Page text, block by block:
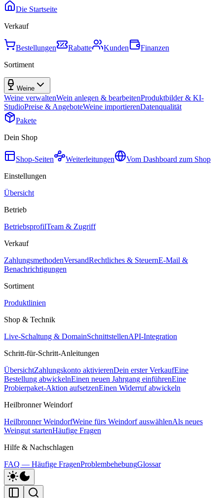
Die Startseite
Verkauf
Bestellungen Rabatte Kunden
Finanzen
Sortiment
Weine
Weine verwaltenWein anlegen & bearbeitenProduktbilder & KI-
StudioPreise & AngeboteWeine importierenDatenqualität
Pakete
Dein Shop
Shop-Seiten Weiterleitungen
Vom Dashboard zum Shop
Einstellungen
Übersicht
Betrieb
BetriebsprofilTeam & Zugriff
Verkauf
ZahlungsmethodenVersandRechtliches & SteuernE-Mail &
Benachrichtigungen
Sortiment
Produktlinien
Shop & Technik
Live-Schaltung & DomainSchnittstellenAPI-Integration
Schritt-für-Schritt-Anleitungen
ÜbersichtZahlungskonto aktivierenDein erster VerkaufEine
Bestellung abwickelnEinen neuen Jahrgang einführenEine
Probierpaket-Aktion aufsetzenEinen Widerruf abwickeln
Heilbronner Weindorf
Heilbronner WeindorfWeine fürs Weindorf auswählenAls neues
Weingut startenHäufige Fragen
Hilfe & Nachschlagen
FAQ — Häufige FragenProblembehebungGlossar